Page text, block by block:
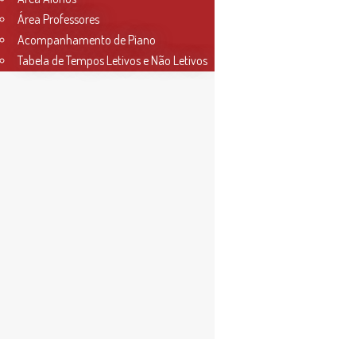
Área Professores
Acompanhamento de Piano
Tabela de Tempos Letivos e Não Letivos